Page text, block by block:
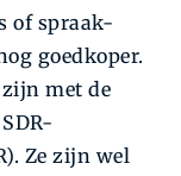
of spraak-
goedkoper.
met de
Ze zijn wel